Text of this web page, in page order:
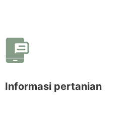
Informasi pertanian